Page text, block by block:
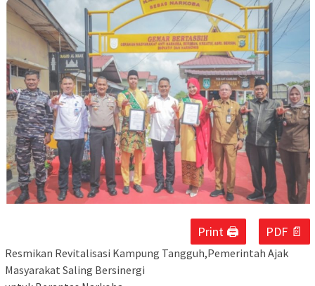
Print 🖨 PDF 📄
Resmikan Revitalisasi Kampung Tangguh,Pemerintah Ajak
Masyarakat Saling Bersinergi